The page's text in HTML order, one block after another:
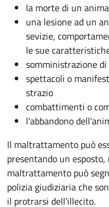
la morte di un
una lesione ad un
sevizie,
le sue
somministrazione
spettacoli o
strazio
combattimenti o
l'abbandono
Il maltrattamento può
presentando un
maltrattamento può
polizia giudiziaria che
il protrarsi dell'illecito.